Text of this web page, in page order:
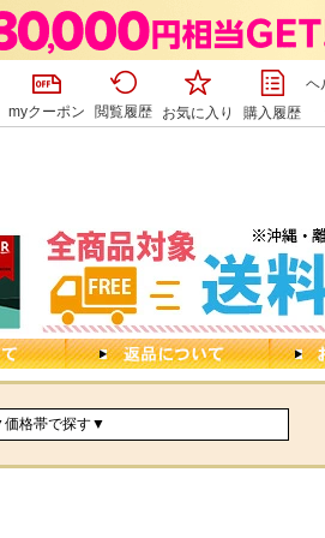
myクーポン 閲覧履歴 お気に入り 購入履歴
ヘ